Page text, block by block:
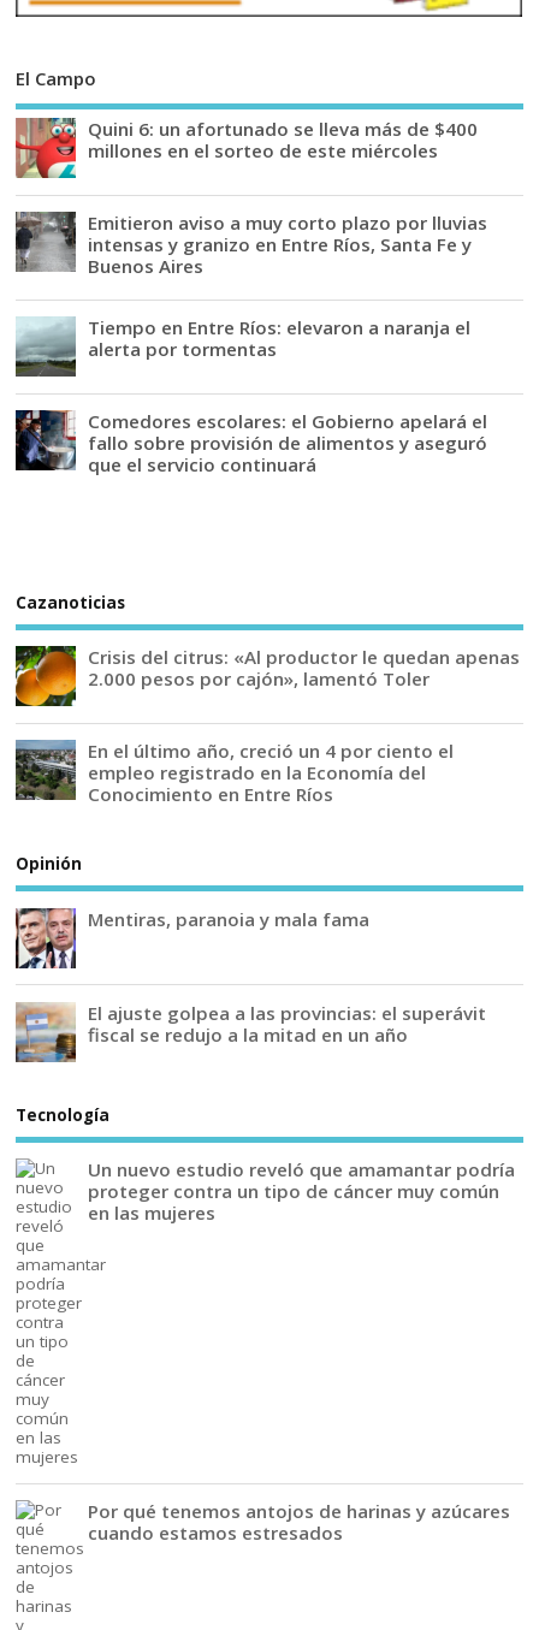
El Campo
Quini 6: un afortunado se lleva más de $400
millones en el sorteo de este miércoles
Emitieron aviso a muy corto plazo por lluvias
intensas y granizo en Entre Ríos, Santa Fe y
Buenos Aires
Tiempo en Entre Ríos: elevaron a naranja el
alerta por tormentas
Comedores escolares: el Gobierno apelará el
fallo sobre provisión de alimentos y aseguró
que el servicio continuará
Cazanoticias
Crisis del citrus: «Al productor le quedan apenas
2.000 pesos por cajón», lamentó Toler
En el último año, creció un 4 por ciento el
empleo registrado en la Economía del
Conocimiento en Entre Ríos
Opinión
Mentiras, paranoia y mala fama
El ajuste golpea a las provincias: el superávit
fiscal se redujo a la mitad en un año
Tecnología
Un nuevo estudio reveló que amamantar podría
proteger contra un tipo de cáncer muy común
en las mujeres
Por qué tenemos antojos de harinas y azúcares
cuando estamos estresados